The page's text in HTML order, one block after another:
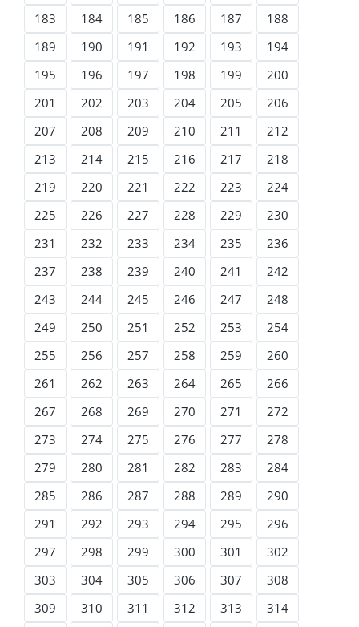
183
184 185 186 187
188
189
190 191 192 193
194
195
196 197 198 199
200
201
202 203 204 205
206
207
208 209 210 211
212
213
214 215 216 217
218
219
220 221 222 223
224
225
226 227 228 229
230
231
232 233 234 235
236
237
238 239 240 241
242
243
244 245 246 247
248
249
250 251 252 253
254
255
256 257 258 259
260
261
262 263 264 265
266
267
268 269 270 271
272
273
274 275 276 277
278
279
280 281 282 283
284
285
286 287 288 289
290
291
292 293 294 295
296
297
298 299 300 301
302
303
304 305 306 307
308
309
310 311 312 313
314